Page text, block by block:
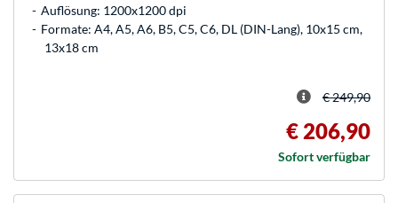
Auflösung: 1200x1200 dpi
Formate: A4, A5, A6, B5, C5, C6, DL (DIN-Lang), 10x15 cm,
13x18 cm
€ 249,90
€ 206,90
Sofort verfügbar